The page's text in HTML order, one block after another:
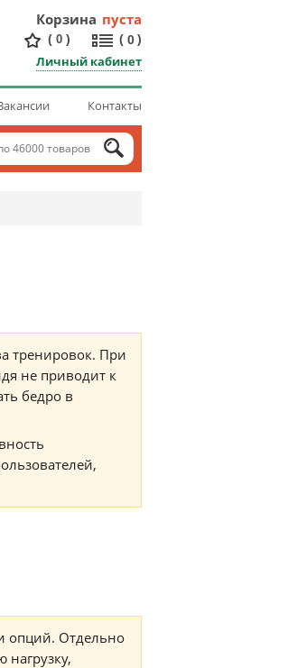
Корзина пуста
( 0 ) ( 0 )
Личный кабинет
Контакты
тренировок. При
не приводит к
бедро в
опций. Отдельно